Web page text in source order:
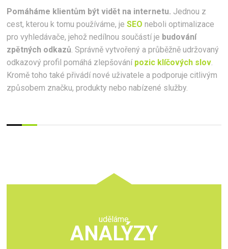
Pomáháme klientům být vidět na internetu. Jednou z
cest, kterou k tomu používáme, jeSEO neboli optimalizace
pro vyhledávače, jehož nedílnou součástí je budování
zpětných odkazů . Správně vytvořený a průběžně udržovaný
odkazový profil pomáhá zlepšování pozic klíčových slov
Kromě toho také přivádí nové uživatele a podporuje citlivým
způsobem značku, produkty nebo nabízené služby.
uděláme
ANALÝZY